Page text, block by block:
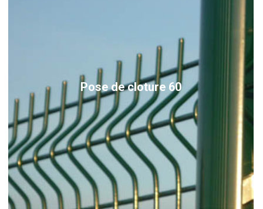
Pose de cloture 60